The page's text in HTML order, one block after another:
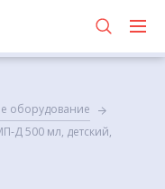
оборудование
Д 500 мл, детский,